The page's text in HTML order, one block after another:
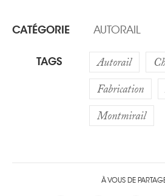
CATÉGORIE AUTORAIL
TAGS Autorail
Fabrication
Montmirail
À VOUS DE